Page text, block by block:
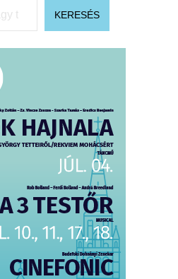
KERESÉS